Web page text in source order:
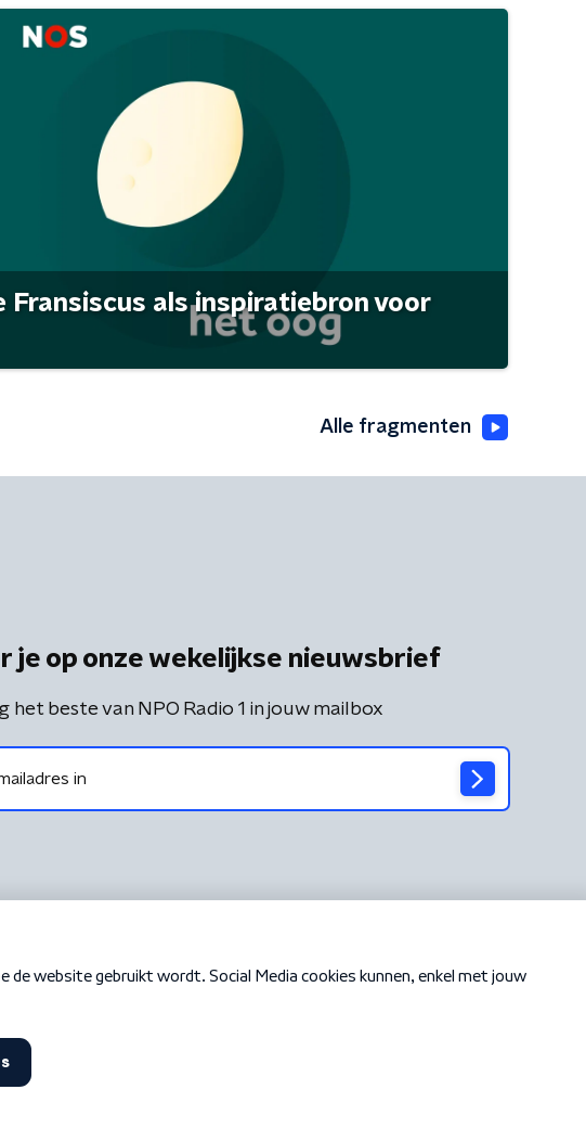
Fransiscus als inspiratiebron voor
Alle fragmenten
je op onze wekelijkse nieuwsbrief
het beste van NPO Radio 1 in jouw mailbox